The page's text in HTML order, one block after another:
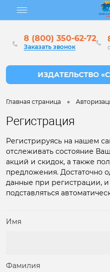
8 (800) 350-62-72
Заказать звонок
Главная страница •
Регистрация
Регистрируясь на нашем
отслеживать состояние
акций и скидок, а также
предложения. Достаточно
данные при регистрации,
подставляться
Имя
Фамилия